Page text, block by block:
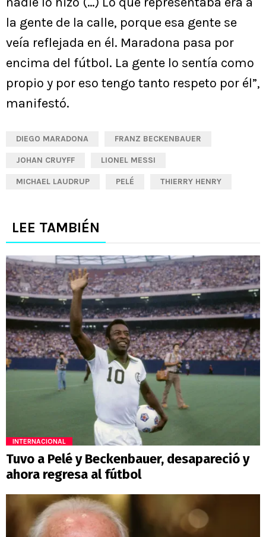
la gente de la calle, porque esa gente se
veía reflejada en él. Maradona pasa por
encima del fútbol. La gente lo sentía como
propio y por eso tengo tanto respeto por él”,
manifestó.
DIEGO MARADONA FRANZ BECKENBAUER
JOHAN CRUYFF LIONEL MESSI
MICHAEL LAUDRUP PELÉ THIERRY HENRY
LEE TAMBIÉN
INTERNACIONAL
Tuvo a Pelé y Beckenbauer, desapareció y
ahora regresa al fútbol